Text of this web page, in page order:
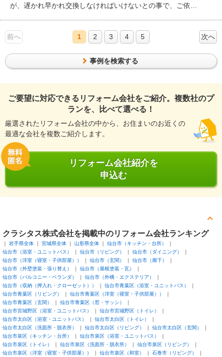
が、遅かれ早かれ交換しなければいけないとの事で、ご依頼
の段数や角コーナーの収納、引き出し中のステンレス素材等
収納部分はダーク系色、天板は既存壁タイルに合わせてホワ
イトを選定しています。お客様の方で数か所メーカーのショ
た。
前へ 1 2 3 4 5 次へ
事例を検索する
ご要望に対応できるリフォーム会社をご紹介。複数社のプ
ランを、比べて選べる！
厳選されたリフォーム会社の中から、お住まいのお近くの
最適な会社を複数ご紹介します。
リフォーム会社紹介を
申込む
クラシタス株式会社を掲載中のリフォーム会社ランキング
岩手県全体 宮城県全体 山形県全体
仙台市（キッチン・台所）
仙台市（浴室・ユニットバス）
仙台市（リビング）
仙台市（ダイニング）
仙台市（洋室（寝室・子供部屋））
仙台市（玄関）
仙台市（廊下）
仙台市（外壁塗装・張り替え）
仙台市（屋根塗装・瓦）
仙台市（バルコニー・ベランダ）
仙台市（外構・エクステリア）
仙台市（収納（押入れ・クローゼット））
仙台市青葉区（浴室・ユニットバス）
仙台市青葉区（リビング）
仙台市青葉区（洋室（寝室・子供部屋））
仙台市青葉区（玄関）
仙台市青葉区（窓・サッシ）
仙台市宮城野区（浴室・ユニットバス）
仙台市宮城野区（トイレ）
仙台市太白区（浴室・ユニットバス）
仙台市太白区（トイレ）
仙台市太白区（洗面所・脱衣所）
仙台市太白区（リビング）
仙台市太白区（玄関）
仙台市泉区（キッチン・台所）
仙台市泉区（浴室・ユニットバス）
仙台市泉区（トイレ）
仙台市泉区（洗面所・脱衣所）
仙台市泉区（リビング）
仙台市泉区（洋室（寝室・子供部屋））
仙台市泉区（和室） 石巻市（リビング）